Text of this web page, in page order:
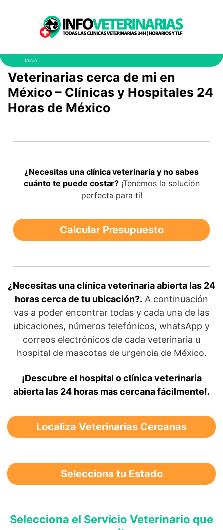
Inicio
Veterinarias cerca de mi en
México – Clínicas y Hospitales 24
Horas de México
¿Necesitas una clínica veterinaria y no sabes
cuánto te puede costar?¡Tenemos la solución
perfecta para ti!
Calcular Presupuesto
¿Necesitas una clínica veterinaria abierta las 24
horas cerca de tu ubicación?. A continuación
vas a poder encontrar todas y cada una de las
ubicaciones, números telefónicos, whatsApp y
correos electrónicos de cada veterinaria u
hospital de mascotas de urgencia de México.
¡Descubre el hospital o clínica veterinaria
abierta las 24 horas más cercana fácilmente!.
Localiza Veterinarias Cercanas
Selecciona tu Estado
Selecciona el Servicio Veterinario que